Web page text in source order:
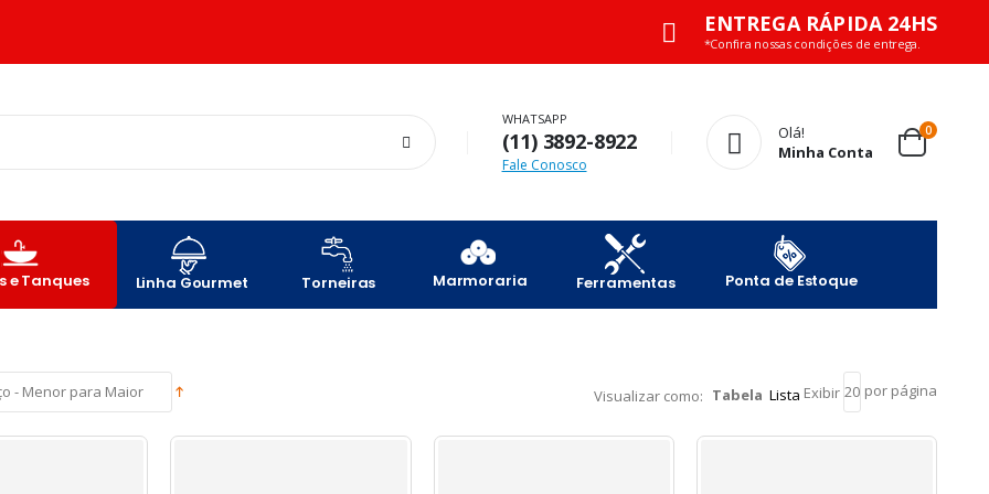
ENTREGA RÁPIDA 24HS
*Confira nossas condições de entrega.
WHATSAPP
(11) 3892-8922
Fale Conosco
Olá!
Minha Conta
0
e Tanques Linha Gourmet Torneiras Marmoraria Ferramentas Ponta de Estoque
Exibir por página
Visualizar como: Tabela Lista